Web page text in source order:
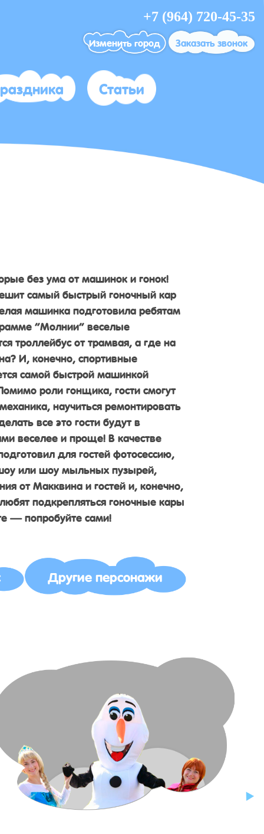
+7 (964) 720-45-35
Изменить город Заказать звонок
Статьи
без ума от машинок и гонок!
самый быстрый гоночный кар
машинка подготовила ребятам
“Молнии” веселые
троллейбус от трамвая, а где на
И, конечно, спортивные
самой быстрой машинкой
роли гонщика, гости смогут
научиться ремонтировать
все это гости будут в
веселее и проще! В качестве
для гостей фотосессию,
или шоу мыльных пузырей,
от Макквина и гостей и, конечно,
подкрепляться гоночные кары
— попробуйте сами!
Другие персонажи